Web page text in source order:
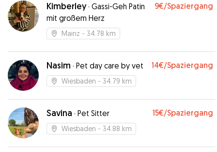
Kimberley· Gassi-Geh Patin
mit großem Herz
9€/Spaziergang
Mainz - 34.78 km
Nasim · Pet day care by vet 14€/Spaziergang
Wiesbaden - 34.79 km
Savina · Pet Sitter 15€/Spaziergang
Wiesbaden - 34.88 km